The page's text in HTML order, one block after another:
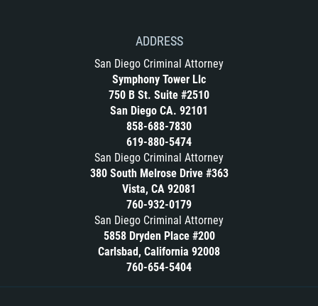
ADDRESS
San Diego Criminal Attorney
Symphony Tower Llc
750 B St. Suite #2510
San Diego CA. 92101
858-688-7830
619-880-5474
San Diego Criminal Attorney
380 South Melrose Drive #363
Vista, CA 92081
760-932-0179
San Diego Criminal Attorney
5858 Dryden Place #200
Carlsbad, California 92008
760-654-5404